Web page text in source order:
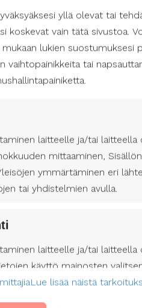
yllä olevat tai
koskevat vain tätä sivustoa.
lukien suostumuksesi
vaihtopainikkeita tai
laitteelle ja/tai
mittaaminen,
ymmärtäminen eri
tai yhdistelmien avulla.
laitteelle ja/tai
käyttö mainosten
muodostaminen, Profiilien
Lue lisää näistä
avustajaamme eri puolilla
on mahdollisuus valita
sujuvampaa.
ja tuetuksi.
sopivin ratkaisu. Me
ja mielekästä
, ja olen apunasi
alueella.
täyttämällä asiakaslomakkeen.
Kvick